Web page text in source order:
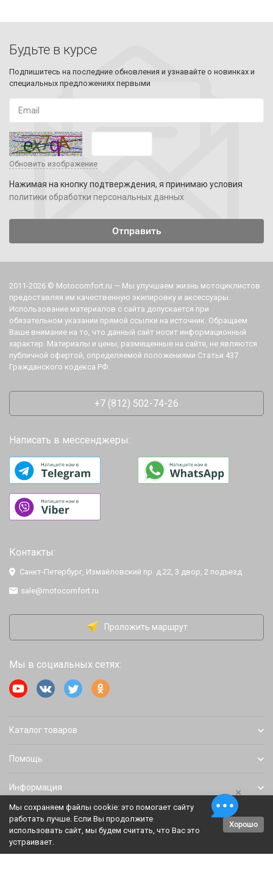
Будьте в курсе
Подпишитесь на последние обновления и узнавайте о новинках и
специальных предложениях первыми
Обновить изображение
Нажимая на кнопку подтверждения, я принимаю условия
политики обработки персональных данных
2011-2026 © Motocomfort.ru — Мы улучшаем жизнь мотоциклистов
предоставляя им качественную экипировку и аксессуары.
Использование материалов с сайта допускается при
обязательном указании прямой ссылки на источник. Обращаем
Ваше внимание на то, что данный сайт носит информационный
характер. Материалы и цены, размещенные на сайте, не являются
публичной офертой, определяемой положениями Статьи 437
Гражданского кодекса РФ.
+7 (812) 502-74-26
Написать в мессенджеры:
Контакты:
Санкт-Петербург, Измайловский пр. д.22, 3 двор, 2 подъезд
sale@motocomfort.ru
Проложить маршрут
Мы в социальных сетях:
Каталог товаров
Помощь
Информация
Политика персональных данных
Мы сохраняем файлы cookie: это помогает сайту
работать лучше. Если Вы продолжите
использовать сайт, мы будем считать, что Вас это
устраивает.
Хорошо
×